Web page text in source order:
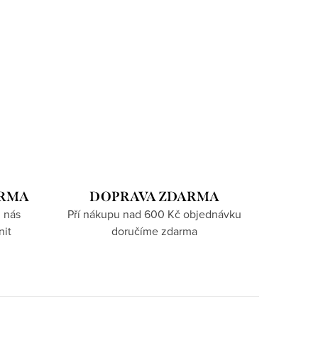
DOPRAVA ZDARMA
Pří nákupu nad 600 Kč objednávku
doručíme zdarma